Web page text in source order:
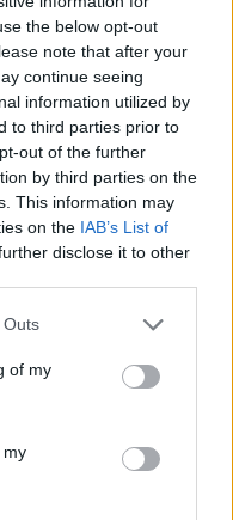
the below opt-out
note that after your
continue seeing
information utilized by
to third parties prior to
out of the further
by third parties on the
This information may
on the IAB’s List of
disclose it to other
one or more Google
You may click to
its third-party tags to
in below Google
Outs
of my
my
a taxisok,